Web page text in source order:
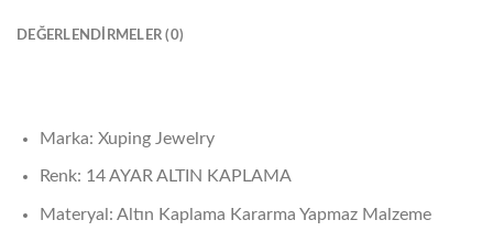
DEĞERLENDIRMELER (0)
Marka: Xuping Jewelry
Renk: 14 AYAR ALTIN KAPLAMA
Materyal: Altın Kaplama Kararma Yapmaz Malzeme